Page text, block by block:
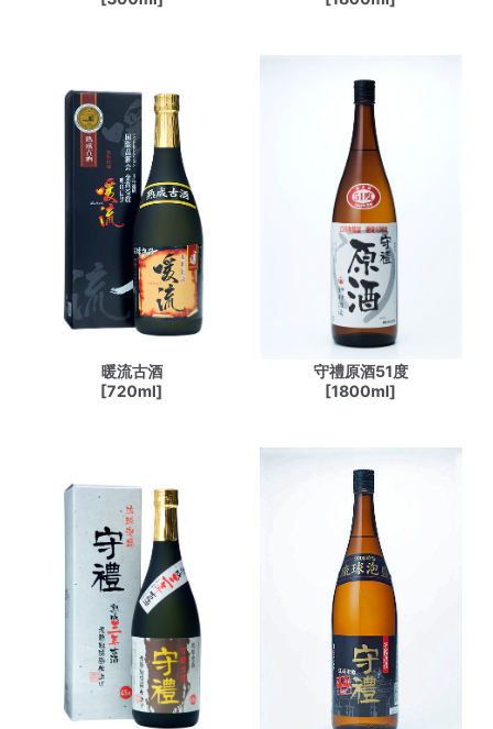
暖流古酒
[720ml]
守禮原酒51度
[1800ml]